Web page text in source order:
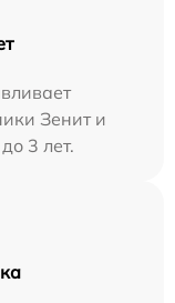
Зенит и
3 лет.